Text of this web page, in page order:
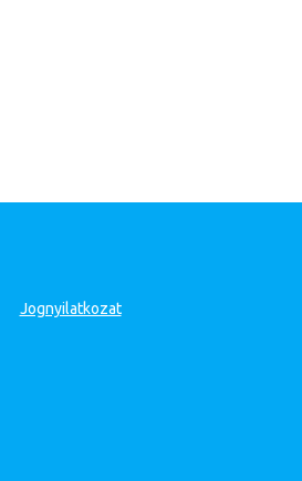
Jognyilatkozat